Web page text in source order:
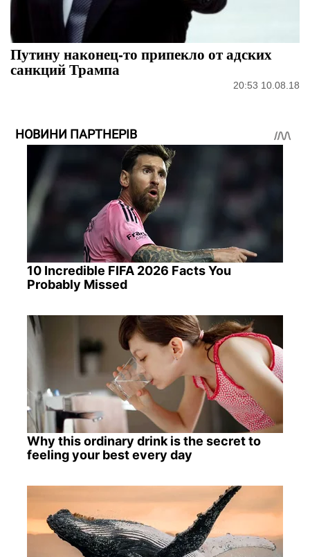
Путину наконец-то припекло от адских
санкций Трампа
20:53 10.08.18
НОВИНИ ПАРТНЕРІВ
10 Incredible FIFA 2026 Facts You
Probably Missed
Why this ordinary drink is the secret to
feeling your best every day